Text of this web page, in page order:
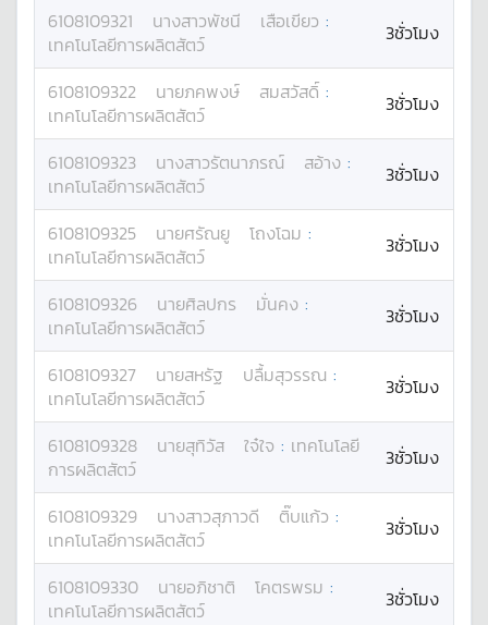
6108109321 นางสาวพัชนี เสือเขียว :
เทคโนโลยีการผลิตสัตว์
3ชั่วโมง
6108109322 นายภคพงษ์ สมสวัสดิ์ :
เทคโนโลยีการผลิตสัตว์
3ชั่วโมง
6108109323 นางสาวรัตนาภรณ์ สอ้าง :
เทคโนโลยีการผลิตสัตว์
3ชั่วโมง
6108109325 นายศรัณยู โถงโฉม :
เทคโนโลยีการผลิตสัตว์
3ชั่วโมง
6108109326 นายศิลปกร มั่นคง :
เทคโนโลยีการผลิตสัตว์
3ชั่วโมง
6108109327 นายสหรัฐ ปลื้มสุวรรณ :
เทคโนโลยีการผลิตสัตว์
3ชั่วโมง
6108109328 นายสุทิวัส ใจ๋ใจ : เทคโนโลยี
การผลิตสัตว์
3ชั่วโมง
6108109329 นางสาวสุภาวดี ติ๊บแก้ว :
เทคโนโลยีการผลิตสัตว์
3ชั่วโมง
6108109330 นายอภิชาติ โคตรพรม :
เทคโนโลยีการผลิตสัตว์
3ชั่วโมง